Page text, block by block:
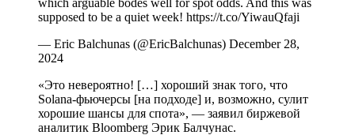
supposed to be a quiet week! https://t.co/YiwauQfaji
— Eric Balchunas (@EricBalchunas) December 28,
2024
«Это невероятно! […] хороший знак того, что
Solana-фьючерсы [на подходе] и, возможно, сулит
хорошие шансы для спота», — заявил биржевой
аналитик Bloomberg Эрик Балчунас.